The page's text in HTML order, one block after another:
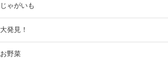
じゃがいも
大発見！
お野菜